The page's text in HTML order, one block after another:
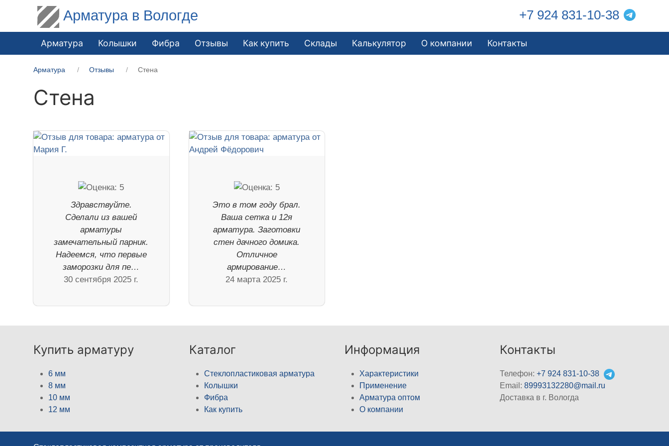
Арматура в Вологде +7 924 831-10-38
Арматура Колышки Фибра Отзывы Как купить Склады Калькулятор О компании Контакты
Арматура Отзывы Стена
Стена
Здравствуйте.
Сделали из вашей
арматуры
замечательный парник.
Надеемся, что первые
заморозки для пе…
30 сентября 2025 г.
Это в том году брал.
Ваша сетка и 12я
арматура. Заготовки
стен дачного домика.
Отличное
армирование…
24 марта 2025 г.
Купить арматуру
6 мм
8 мм
10 мм
12 мм
Каталог
Стеклопластиковая арматура
Колышки
Фибра
Как купить
Информация
Характеристики
Применение
Арматура оптом
О компании
Контакты
Телефон:+7 924 831-10-38
Email:89993132280@mail.ru
Доставка в г. Вологда